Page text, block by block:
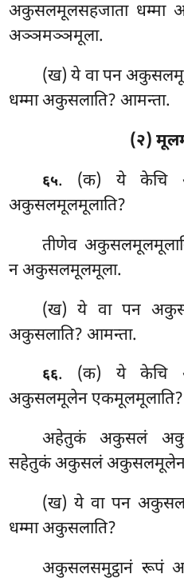
अकुसलमूलसहजाता
अञ्ञमञ्ञमूला.
(ख) ये वा पन
धम्मा अकुसलाति? आमन्ता.
(२)
६५. (क) ये केचि
अकुसलमूलमूलाति?
तीणेव
न अकुसलमूलमूला.
(ख) ये वा पन
अकुसलाति? आमन्ता.
६६. (क) ये केचि
अकुसलमूलेन एकमूलमूलाति?
अहेतुकं अकुसलं
सहेतुकं अकुसलं
(ख) ये वा पन
धम्मा अकुसलाति?
अकुसलसमुट्ठानं रूपं